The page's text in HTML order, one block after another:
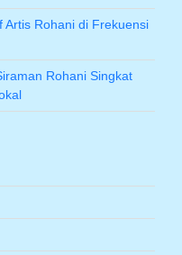
Artis Rohani di Frekuensi
Rohani Singkat